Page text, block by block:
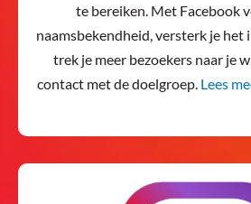
te bereiken. Met Facebook
naamsbekendheid, versterk je het
trek je meer bezoekers naar je
contact met de doelgroep. Lees